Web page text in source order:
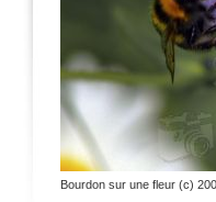
Bourdon sur une fleur (c)